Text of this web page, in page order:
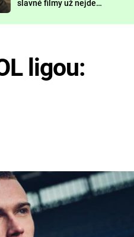
slavné filmy už nejde
ligou: